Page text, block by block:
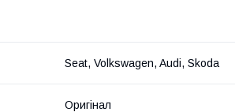
Seat, Volkswagen, Audi, Skoda
Оригінал